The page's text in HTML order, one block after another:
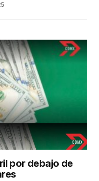
por debajo de